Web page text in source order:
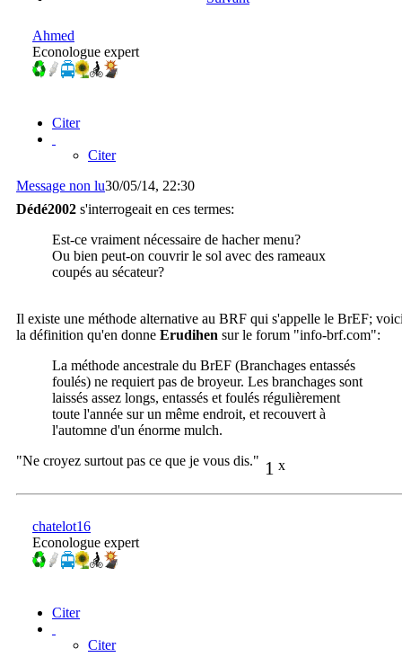
Ahmed
Econologue expert
Citer
Citer
Message non lu30/05/14, 22:30
Dédé2002 s'interrogeait en ces termes:
Est-ce vraiment nécessaire de hacher menu?
Ou bien peut-on couvrir le sol avec des rameaux
coupés au sécateur?
Il existe une méthode alternative au BRF qui s'appelle le BrEF;
la définition qu'en donne Erudihen sur le forum "info-brf.com":
La méthode ancestrale du BrEF (Branchages entassés
foulés) ne requiert pas de broyeur. Les branchages sont
laissés assez longs, entassés et foulés régulièrement
toute l'année sur un même endroit, et recouvert à
l'automne d'un énorme mulch.
1 x
"Ne croyez surtout pas ce que je vous dis."
chatelot16
Econologue expert
Citer
Citer